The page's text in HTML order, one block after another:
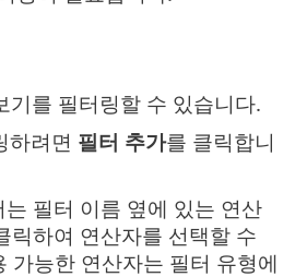
기를 필터링할 수 있습니다.
하려면 필터 추가를 클릭합니
필터 이름 옆에 있는 연산
릭하여 연산자를 선택할 수
가능한 연산자는 필터 유형에